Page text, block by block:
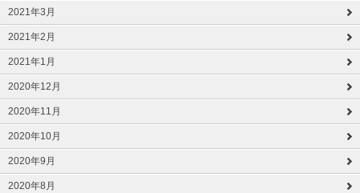
2021年3月
2021年2月
2021年1月
2020年12月
2020年11月
2020年10月
2020年9月
2020年8月